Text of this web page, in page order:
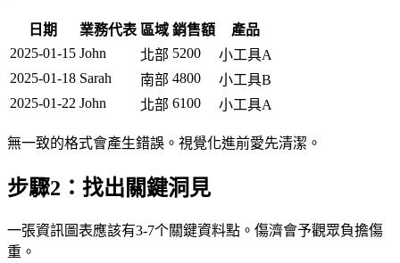
日期 業務代表 區域 銷售額
產品
2025-01-15 John 北部 5200
小工具A
2025-01-18 Sarah 南部 4800
小工具B
2025-01-22 John 北部 6100 小工具A
無一致的格式會產生錯誤。視覺化進前愛先清潔。
步驟2：找出關鍵洞見
一張資訊圖表應該有3-7个關鍵資料點。傷濟會予觀眾負擔傷
重。